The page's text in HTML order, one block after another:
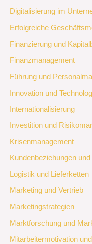
Digitalisierung im
Erfolgreiche
Finanzierung und
Finanzmanagement
Führung und
Innovation und
Internationalisierung
Investition und
Krisenmanagement
Kundenbeziehungen
Logistik und Lieferketten
Marketing und Vertrieb
Marketingstrategien
Marktforschung und
Mitarbeitermotivation